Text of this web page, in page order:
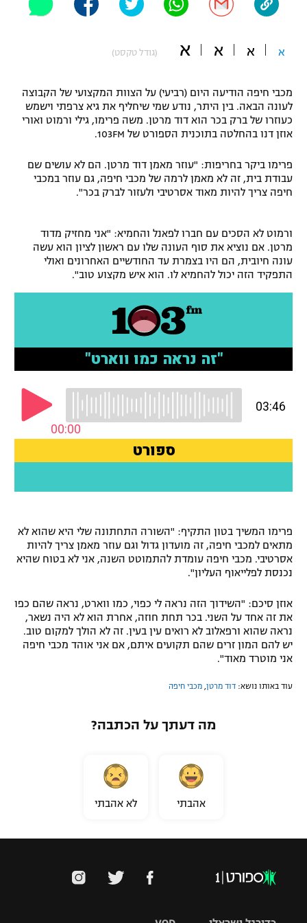
"מחצית בשכונה" – פודקאסט
תקנון משתתפים וזוכים בפרסים
תקנון עבור פעילות אלקטרה
תקנון עבור פעילות ספורט 1 – "מרלן"
טניס
גיימינג E-Sports
מדיניות פרטיות
תקנון פעילות ספורט 1
רשיון להקרנה פומבית לבית עסק
הצטרפות לחבילת הערוצים
לוח דרושים – ג'ובנט
כדורמים
פוטבול אמריקאי NFL
בייסבול MLB
ספורט אתגרי ואקסטרים
אומנויות לחימה
גיימינג E-Sports
א א א א (גודל טקסט)
מכבי חיפה הודיעה היום (רביעי) על הצוות המקצועי של הקבוצה
לעונה הבאה. בין היתר, נודע שמי שיחליף את גיא צרפתי וישמש
כעוזרו של ברק בכר הוא דוד מרטן. משה פרימו, גילי ורמוט ואורי
אוזן דנו בהחלטה בתוכנית הספורט של 103FM.
פרימו ביקר בחריפות: "עוזר מאמן דוד מרטן. הם לא עושים שם
עבודת בית, זה לא מאמן לרמה של מכבי חיפה, גם עוזר במכבי
חיפה צריך להיות מאוד אסרטיבי ולעזור לברק בכר".
ורמוט לא הסכים עם חברו לפאנל והחמיא: "אני מחזיק מדוד
מרטן. אם נוציא את סוף העונה שלו עם ראשון לציון הוא עשה
עונה חיובית, הם היו בצמרת עד החודשיים האחרונים ואולי
התפקיד הזה יכול להחמיא לו. הוא איש מקצוע טוב".
פרימו המשיך בטון התקיף: "השורה התחתונה שלי היא שהוא לא
מתאים למכבי חיפה, זה מועדון גדול וגם עוזר מאמן צריך להיות
אסרטיבי. מכבי חיפה עומדת להתמוטט השנה, אני לא בטוח שהיא
נכנסת לפלייאוף העליון".
אוזן סיכם: "השידוך הזה נראה לי כפוי, כמו ווארט, נראה שהם כפו
את זה אחד על השני. בכר תחת חוזה, אחרת הוא לא היה נשאר,
נראה שהוא ורפאלוב לא רואים עין בעין. זה לא הולך למקום טוב.
יש להם המון זרים שהם תקועים איתם, אם אני אוהד מכבי חיפה
אני מוטרד מאוד".
עוד באותו נושא: דוד מרטן, מכבי חיפה
מה דעתך על הכתבה?
אהבתי לא אהבתי